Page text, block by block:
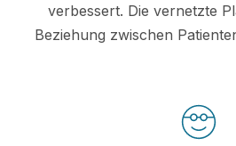
verbessert. Die vernetzte
Beziehung zwischen